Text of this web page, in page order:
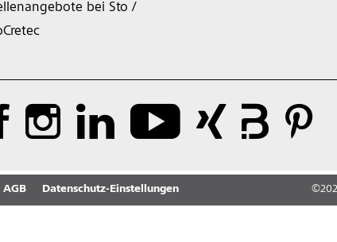
bei Sto /
AGB Datenschutz-Einstellungen ©